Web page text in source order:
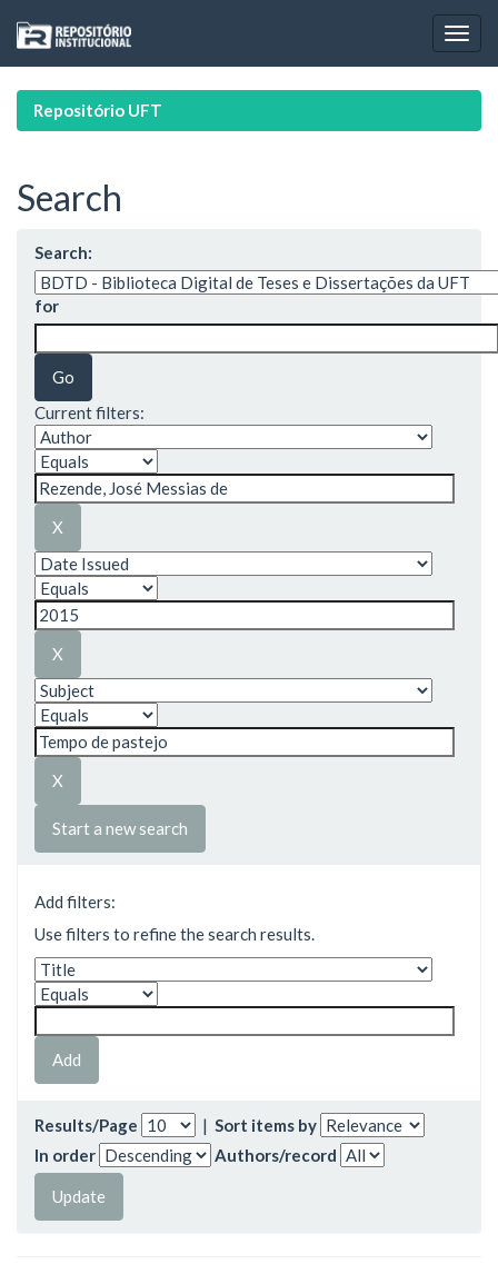
navigation
Repositório UFT
Search
Search:
for
Current filters:
Start a new search
Add filters:
Use filters to refine the search results.
Results/Page | Sort items by
In order
Authors/record